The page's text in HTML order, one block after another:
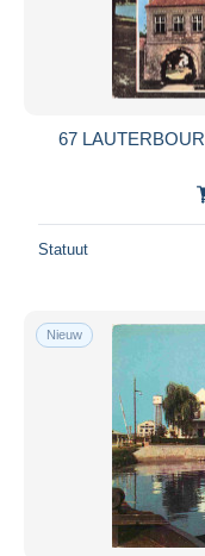
Visa
Woonplaats van
67
Statuut
Nieuw